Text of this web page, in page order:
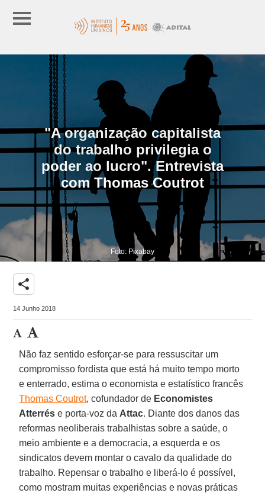
"A organização capitalista
do trabalho privilegia o
poder ao lucro". Entrevista
com Thomas Coutrot
Foto: Pixabay
share
14 Junho 2018
Não faz sentido esforçar-se para ressuscitar um
compromisso fordista que está há muito tempo morto
e enterrado, estima o economista e estatístico francês
Thomas Coutrot, cofundador de Economistes
Atterrés e porta-voz da Attac. Diante dos danos das
reformas neoliberais trabalhistas sobre a saúde, o
meio ambiente e a democracia, a esquerda e os
sindicatos devem montar o cavalo da qualidade do
trabalho. Repensar o trabalho e liberá-lo é possível,
como mostram muitas experiências e novas práticas